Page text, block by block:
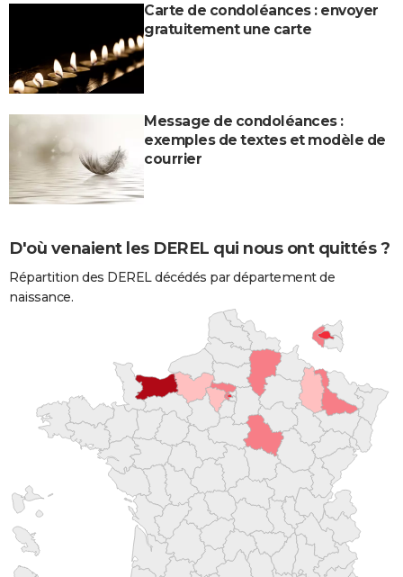
Carte de condoléances : envoyer
gratuitement une carte
Message de condoléances :
exemples de textes et modèle de
courrier
D'où venaient les DEREL qui nous ont quittés ?
Répartition des DEREL décédés par département de
naissance.